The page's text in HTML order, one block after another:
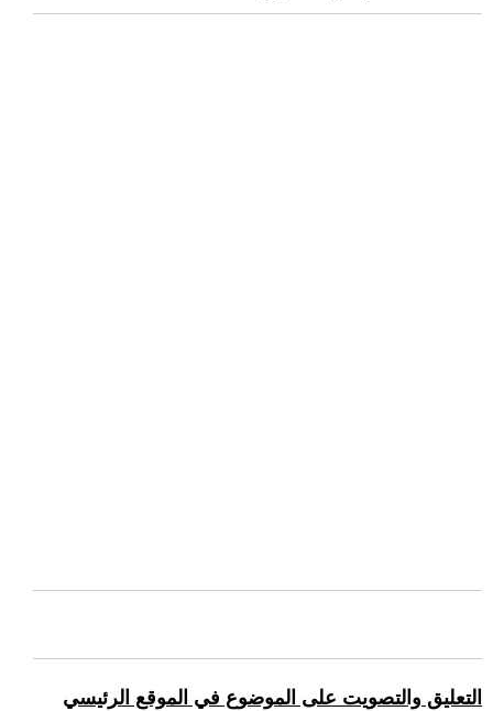
التعليق والتصويت على الموضوع في الموقع الرئيسي